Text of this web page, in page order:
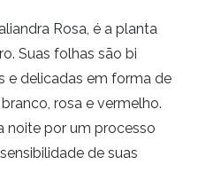
Rosa, é a planta
Suas folhas são bi
e delicadas em forma de
rosa e vermelho.
noite por um processo
de suas